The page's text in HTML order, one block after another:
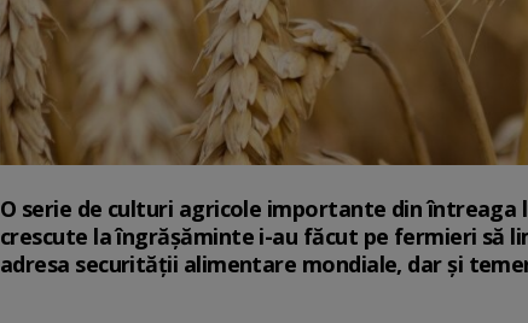
O serie de culturi agricole importante din
crescute la îngrăşăminte i-au făcut pe fermieri să
adresa securităţii alimentare mondiale, dar şi